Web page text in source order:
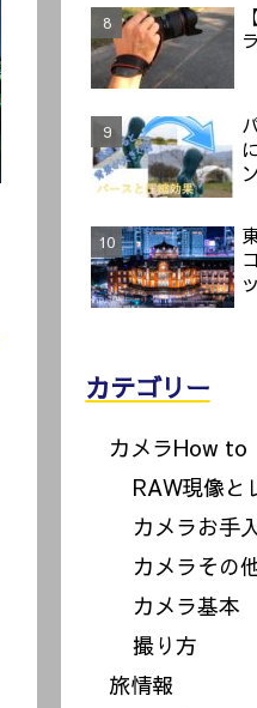
カテゴリー
カメラHow to
RAW現像と
カメラお手
カメラその
カメラ基本
撮り方
旅情報